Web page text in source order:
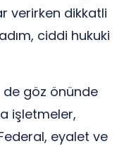
verirken dikkatli
ciddi hukuki
de göz önünde
işletmeler,
eyalet ve